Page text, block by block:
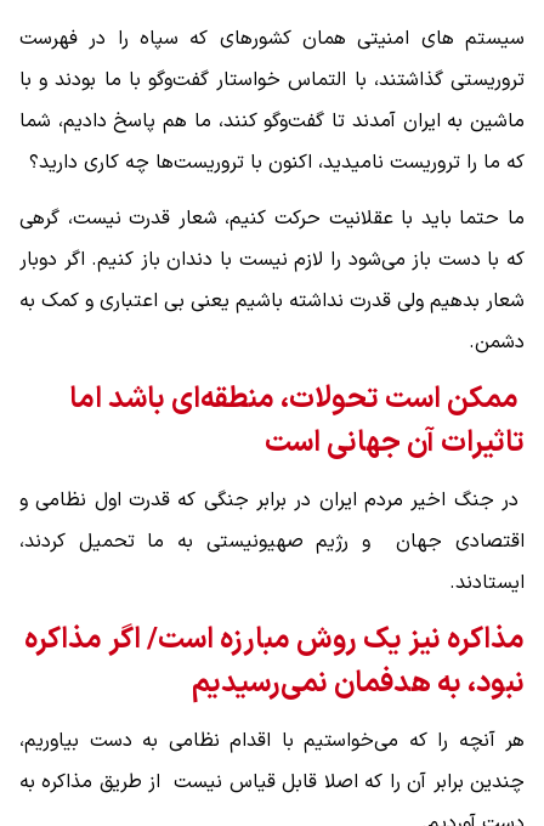
سیستم های امنیتی همان کشورهای که سپاه را در فهرست
تروریستی گذاشتند، با التماس خواستار گفت‌وگو با ما بودند و با
ماشین به ایران آمدند تا گفت‌و‌گو کنند، ما هم پاسخ دادیم، شما
که ما را تروریست نامیدید، اکنون با تروریست‌ها چه کاری دارید؟
ما حتما باید با عقلانیت حرکت کنیم، شعار قدرت نیست، گرهی
که با دست باز می‌شود را لازم نیست با دندان باز کنیم. اگر دوبار
شعار بدهیم ولی قدرت نداشته باشیم یعنی بی اعتباری و کمک به
دشمن.
ممکن است تحولات، منطقه‌ای باشد اما
تاثیرات آن جهانی است
در جنگ اخیر مردم ایران در برابر جنگی که قدرت اول نظامی و
اقتصادی جهان و رژیم صهیونیستی به ما تحمیل کردند،
ایستادند.
مذاکره نیز یک روش مبارزه است/ اگر مذاکره
نبود، به هدفمان نمی‌رسیدیم
هر آنچه را که می‌خواستیم با اقدام نظامی به دست بیاوریم،
چندین برابر آن را که اصلا قابل قیاس نیست از طریق مذاکره به